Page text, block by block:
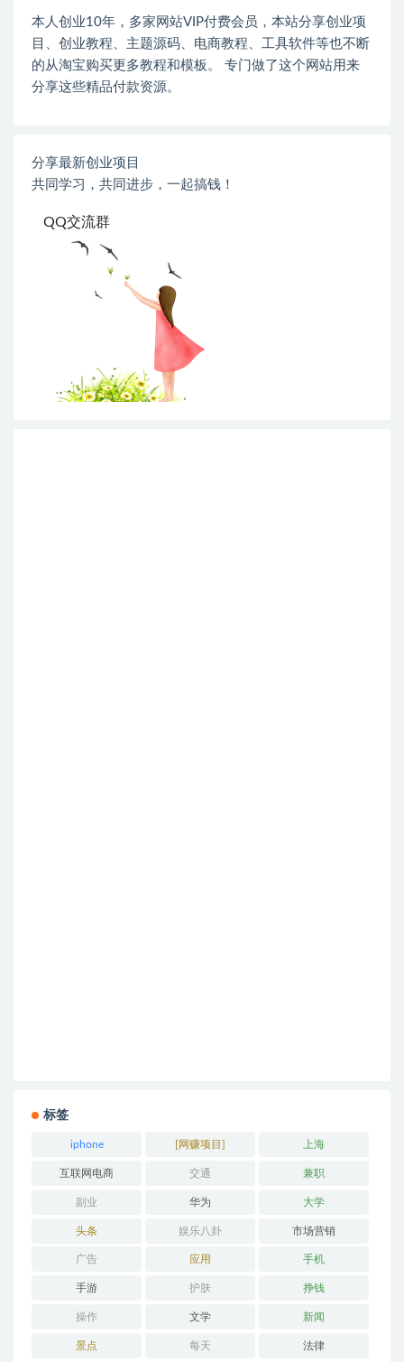
本人创业10年，多家网站VIP付费会员，本站分享创业项
目、创业教程、主题源码、电商教程、工具软件等也不断
的从淘宝购买更多教程和模板。 专门做了这个网站用来
分享这些精品付款资源。
分享最新创业项目
共同学习，共同进步，一起搞钱！
QQ交流群
标签
iphone [网赚项目] 上海
互联网电商 交通 兼职
副业 华为 大学
头条 娱乐八卦 市场营销
广告 应用 手机
手游 护肤 挣钱
操作 文学 新闻
景点 每天 法律